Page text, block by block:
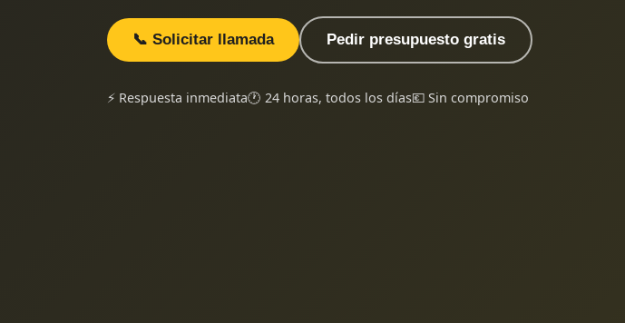
📞 Solicitar llamada Pedir presupuesto gratis
⚡ Respuesta inmediata🕐 24 horas, todos los días💶 Sin compromiso